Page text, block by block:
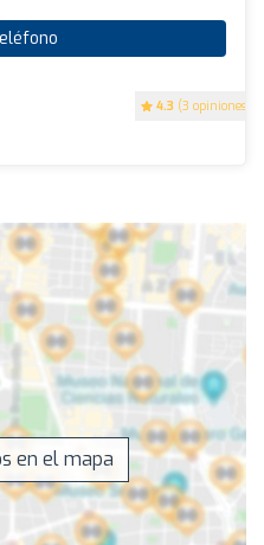
4.3 (3 opiniones)
en el mapa